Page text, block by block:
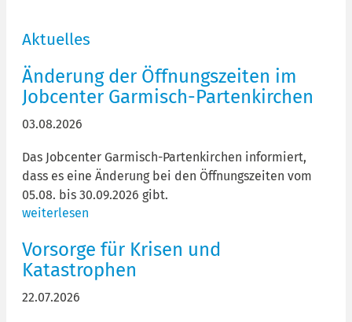
Aktuelles
Änderung der Öffnungszeiten im
Jobcenter Garmisch-Partenkirchen
03.08.2026
Das Jobcenter Garmisch-Partenkirchen informiert,
dass es eine Änderung bei den Öffnungszeiten vom
05.08. bis 30.09.2026 gibt.
weiterlesen
Vorsorge für Krisen und
Katastrophen
22.07.2026